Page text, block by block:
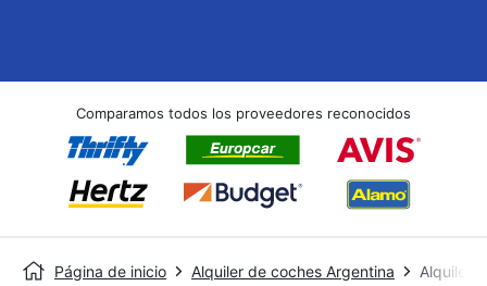
Comparamos todos los proveedores reconocidos
Página de inicio Alquiler de coches Argentina Alquiler